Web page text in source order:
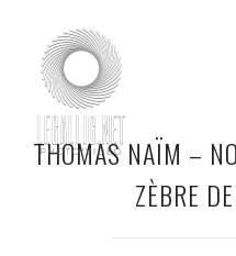
THOMAS NAÏM –
ZÈBRE